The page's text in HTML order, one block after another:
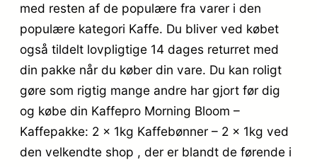
med resten af de populære fra varer i den
populære kategori Kaffe. Du bliver ved købet
også tildelt lovpligtige 14 dages returret med
din pakke når du køber din vare. Du kan roligt
gøre som rigtig mange andre har gjort før dig
og købe din Kaffepro Morning Bloom –
Kaffepakke: 2 x 1kg Kaffebønner – 2 x 1kg ved
den velkendte shop , der er blandt de førende i